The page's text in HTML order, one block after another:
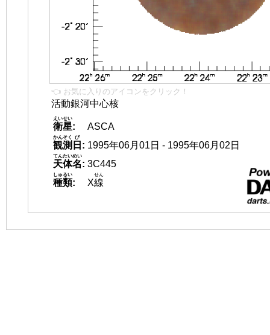
👈 お気に入りのアイコンをクリック！
活動銀河中心核
衛星
えいせい
:
ASCA
観測
かんそく
日
び
: 1995年06月01日 - 1995年06月02日
天体名
てんたいめい
: 3C445
種類
しゅるい
: X線
せん